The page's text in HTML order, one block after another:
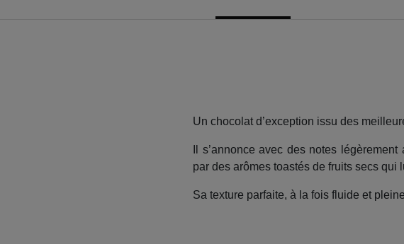
Un chocolat d’exception issu des
Il s’annonce avec des notes
par des arômes toastés de fruits secs
Sa texture parfaite, à la fois fluide et